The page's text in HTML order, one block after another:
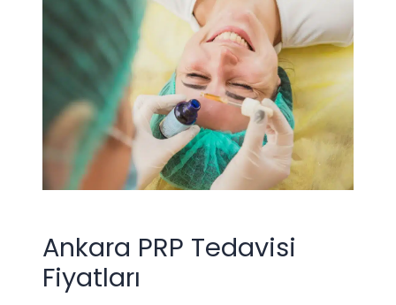
Ankara PRP Tedavisi
Fiyatları